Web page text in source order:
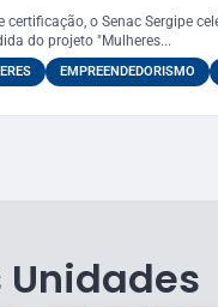
certificação, o Senac Sergipe
do projeto "Mulheres...
EMPREENDEDORISMO
Unidades